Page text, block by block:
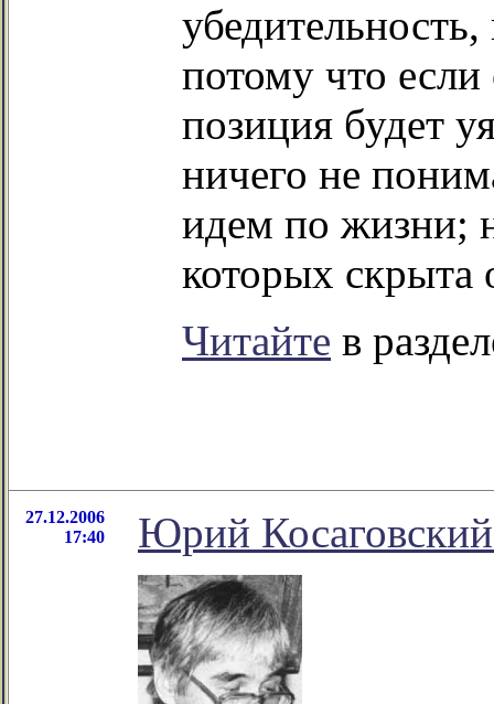
потому что
позиция будет
ничего не
идем по жизни;
которых скрыта
Читайте в
27.12.2006
17:40
Юрий